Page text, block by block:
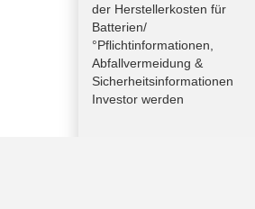
der Herstellerkosten für
Batterien/
°Pflichtinformationen,
Abfallvermeidung &
Sicherheitsinformationen
Investor werden